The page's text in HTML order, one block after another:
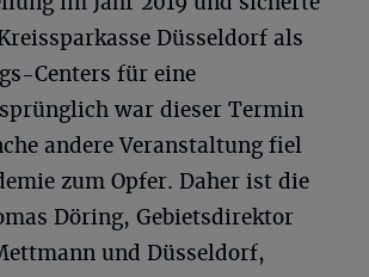
Düsseldorf als
Centers für eine
war dieser Termin
andere Veranstaltung fiel
zum Opfer. Daher ist die
Döring, Gebietsdirektor
und Düsseldorf,